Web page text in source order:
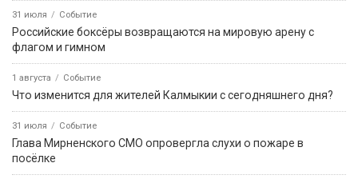
31 июля Событие
Российские боксёры возвращаются на мировую арену с
флагом и гимном
1 августа Событие
Что изменится для жителей Калмыкии с сегодняшнего дня?
31 июля Событие
Глава Мирненского СМО опровергла слухи о пожаре в
посёлке